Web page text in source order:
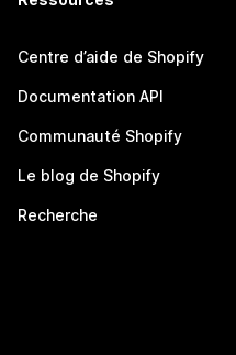
Centre d’aide de Shopify
Documentation API
Communauté Shopify
Le blog de Shopify
Recherche